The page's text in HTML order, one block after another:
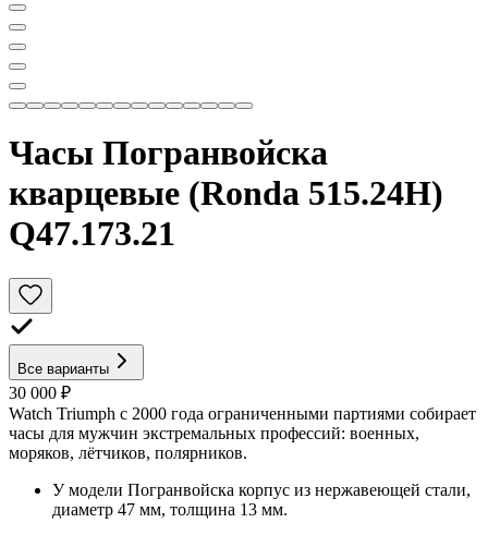
Часы Погранвойска
кварцевые (Ronda 515.24H)
Q47.173.21
Все варианты
30 000 ₽
Watch Triumph с 2000 года ограниченными партиями собирает
часы для мужчин экстремальных профессий: военных,
моряков, лётчиков, полярников.
У модели Погранвойска корпус из нержавеющей стали,
диаметр 47 мм, толщина 13 мм.